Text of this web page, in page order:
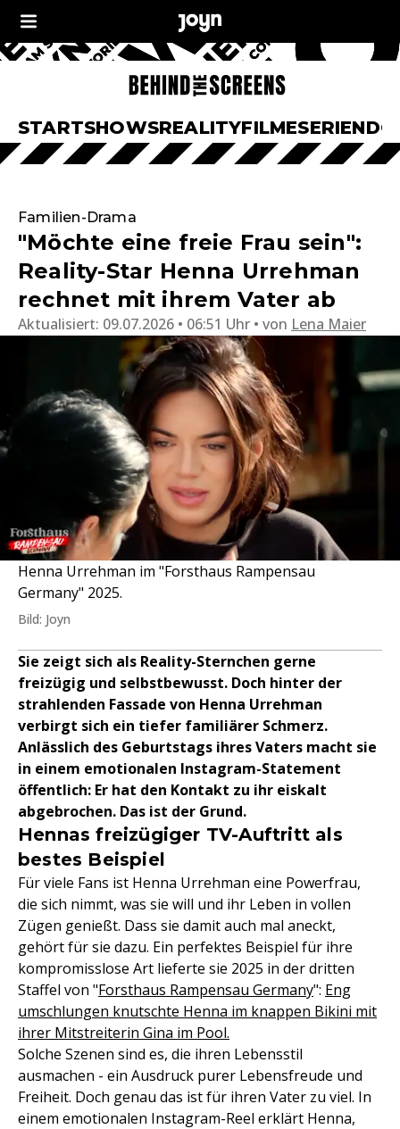
STARTSHOWSREALITYFILMESERIEN
Familien-Drama
"Möchte eine freie Frau sein":
Reality-Star Henna Urrehman
rechnet mit ihrem Vater ab
Aktualisiert: 09.07.2026 • 06:51 Uhr von Lena Maier
Henna Urrehman im "Forsthaus Rampensau
Germany" 2025.
Bild: Joyn
Sie zeigt sich als Reality-Sternchen gerne
freizügig und selbstbewusst. Doch hinter der
strahlenden Fassade von Henna Urrehman
verbirgt sich ein tiefer familiärer Schmerz.
Anlässlich des Geburtstags ihres Vaters macht sie
in einem emotionalen Instagram-Statement
öffentlich: Er hat den Kontakt zu ihr eiskalt
abgebrochen. Das ist der Grund.
Hennas freizügiger TV-Auftritt als
bestes Beispiel
Für viele Fans ist Henna Urrehman eine Powerfrau,
die sich nimmt, was sie will und ihr Leben in vollen
Zügen genießt. Dass sie damit auch mal aneckt,
gehört für sie dazu. Ein perfektes Beispiel für ihre
kompromisslose Art lieferte sie 2025 in der dritten
Staffel von "Forsthaus Rampensau Germany": Eng
umschlungen knutschte Henna im knappen Bikini mit
ihrer Mitstreiterin Gina im Pool.
Solche Szenen sind es, die ihren Lebensstil
ausmachen - ein Ausdruck purer Lebensfreude und
Freiheit. Doch genau das ist für ihren Vater zu viel. In
einem emotionalen Instagram-Reel erklärt Henna,